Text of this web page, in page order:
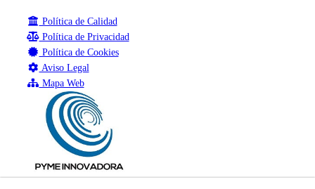
Política de Calidad
Política de Privacidad
Política de Cookies
Aviso Legal
Mapa Web